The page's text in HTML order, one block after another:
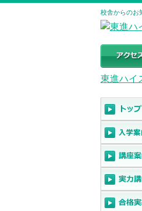
校舎からのお
東進ハイ